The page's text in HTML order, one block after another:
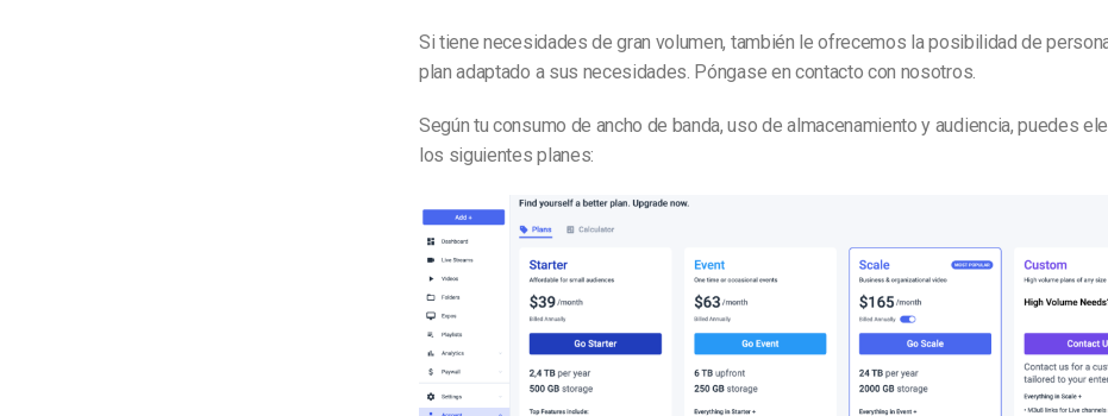
Si tiene necesidades de gran volumen, también le ofrecemos la posibilidad de
plan adaptado a sus necesidades. Póngase en contacto con nosotros.
Según tu consumo de ancho de banda, uso de almacenamiento y audiencia, puedes
los siguientes planes: